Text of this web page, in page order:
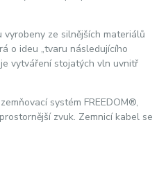
ze silnějších materiálů
o ideu „tvaru následujícího
vytváření stojatých vln uvnitř
systém FREEDOM®,
zvuk. Zemnicí kabel se